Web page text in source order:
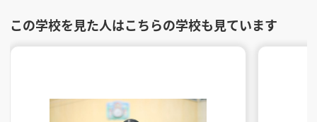
この学校を見た人はこちらの学校も見ています